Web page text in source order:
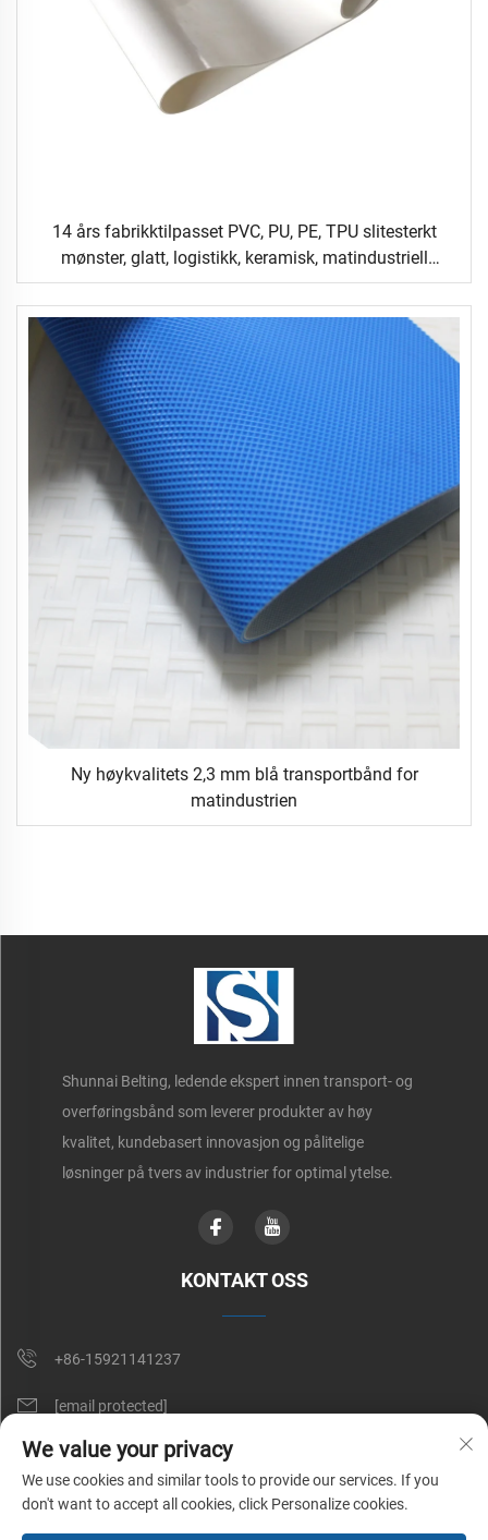
14 års fabrikktilpasset PVC, PU, PE, TPU slitesterkt
mønster, glatt, logistikk, keramisk, matindustriell
flatmattransportbånd
Ny høykvalitets 2,3 mm blå transportbånd for
matindustrien
Shunnai Belting, ledende ekspert innen transport- og
overføringsbånd som leverer produkter av høy
kvalitet, kundebasert innovasjon og pålitelige
løsninger på tvers av industrier for optimal ytelse.
KONTAKT OSS
+86-15921141237
[email protected]
RM 602, NO. 1509, CAOAN ROAD, SHANGHAI, KINA
We value your privacy
We use cookies and similar tools to provide our services. If you
don't want to accept all cookies, click Personalize cookies.